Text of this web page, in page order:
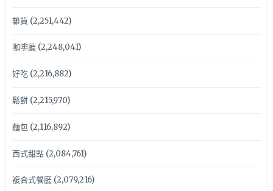
雜貨 (2,251,442)
咖啡廳(2,248,041)
好吃(2,216,882)
鬆餅(2,215,970)
麵包(2,116,892)
西式甜點(2,084,761)
複合式餐廳(2,079,216)